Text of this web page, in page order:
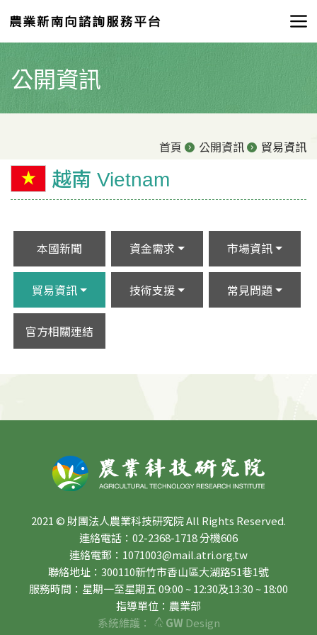
公開資訊
首頁 公開資訊 貿易資訊
越南 Vietnam
本國新聞 資金需求 市場資訊
貿易資訊 技術支援 常見問題
官方相關連結
2021 © 財團法人農業科技研究院 All Rights Reserved.
連絡電話：02-2368-1718 分機606
連絡電郵：1071003@mail.atri.org.tw
聯絡地址：300110新竹市香山區大湖路51巷1號
服務時間：星期一至星期五 09:00 ~ 12:30及13:30 ~ 18:00
指導單位：農業部
系統維護：
GWDesign